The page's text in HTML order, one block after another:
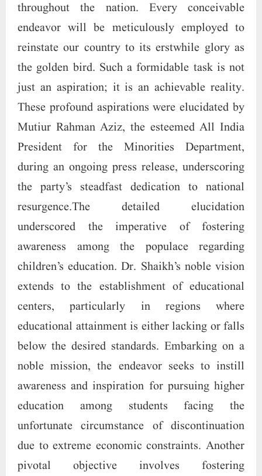
children’s education. Dr. Shaikh’s noble vision
extends to the establishment of educational
centers, particularly in regions where
educational attainment is either lacking or falls
below the desired standards. Embarking on a
noble mission, the endeavor seeks to instill
awareness and inspiration for pursuing higher
education among students facing the
unfortunate circumstance of discontinuation
due to extreme economic constraints. Another
pivotal objective involves fostering
consciousness within the populace, urging
them to partake in electoral processes grounded
in public issues and developmental concerns.
Empowering women takes center stage, with a
vision to nurture their education, skills, and
self-reliance, steering them towards a more
fulfilling journey of development.
Incorporating the prowess of modern
technology, a concerted effort is underway to
sensitize individuals against the scourges of
bribery and corruption. The overarching aim is
to cultivate a collective sense of unity and
harmony, transcending societal divisions, and